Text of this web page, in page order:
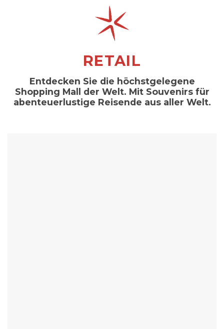
RETAIL
Entdecken Sie die höchstgelegene
Shopping Mall der Welt. Mit Souvenirs für
abenteuerlustige Reisende aus aller Welt.